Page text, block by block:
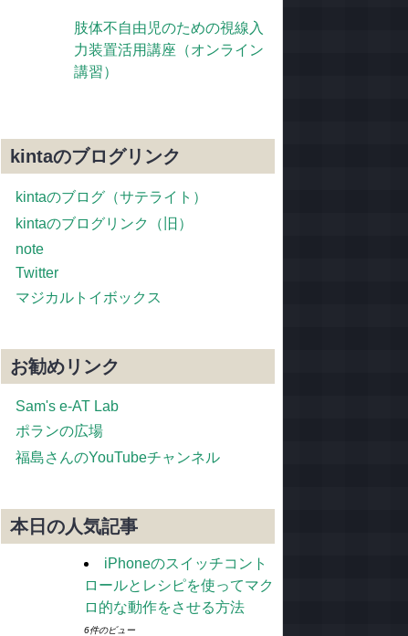
肢体不自由児のための視線入
力装置活用講座（オンライン
講習）
kintaのブログリンク
kintaのブログ（サテライト）
kintaのブログリンク（旧）
note
Twitter
マジカルトイボックス
お勧めリンク
Sam's e-AT Lab
ポランの広場
福島さんのYouTubeチャンネル
本日の人気記事
iPhoneのスイッチコント
ロールとレシピを使ってマク
ロ的な動作をさせる方法
6件のビュー